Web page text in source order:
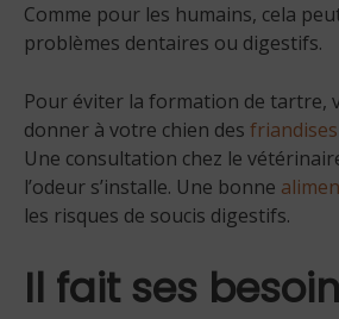
Comme pour les humains, cela
problèmes dentaires ou digestifs.
Pour éviter la formation de tartre,
donner à votre chien des
Une consultation chez le
l’odeur s’installe. Une bonne
les risques de soucis digestifs.
Il fait ses